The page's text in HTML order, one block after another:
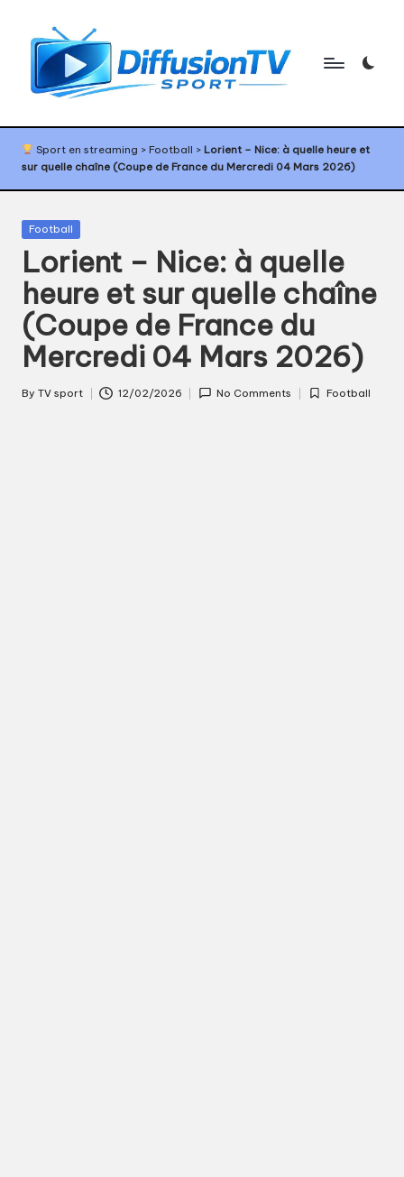
content
D
if
f
u
s
i
o
n
T
V
sport,
diffusion
TV
sport,
calendrier
sport
Sport en streaming > Football > Lorient – Nice: à quelle heure et
sur quelle chaîne (Coupe de France du Mercredi 04 Mars 2026)
Posted
Football
Lorient – Nice: à quelle
heure et sur quelle chaîne
(Coupe de France du
Mercredi 04 Mars 2026)
Posted
By TV sport 12/02/2026 No Comments
Posted
Football